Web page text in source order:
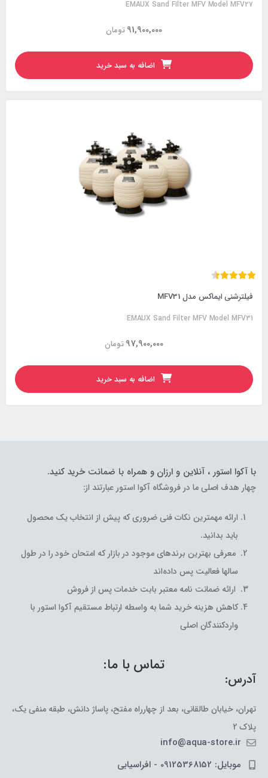
EMAUX Sand Filter MFV Model MFV27
تومان91,900,000
اضافه به سبد خرید
فیلترشنی ایماکس مدل MFV31
EMAUX Sand Filter MFV Model MFV31
تومان97,900,000
اضافه به سبد خرید
با آکوا استور ، آنلاین و ارزان و همراه با ضمانت خرید کنید.
چهار هدف اصلی ما در فروشگاه آکوا استور عبارتند از:
ارائه مهمترین نکات فنی ضروری که پیش از انتخاب یک محصول
باید بدانید.
معرفی بهترین برندهای موجود در بازار که امتحان خود را در طول
سالها فعالیت پس داده‌اند
ارائه ضمانت نامه معتبر بابت خدمات پس از فروش
کاهش هزینه خرید شما به واسطه ارتباط مستقیم آکوا استور با
واردکنندگان اصلی
تماس با ما:
آدرس:
تهران، خیابان طالقانی، بعد از چهارراه مفتح، پاساژ دانش، طبقه منفی یک،
پلاک 2
info@aqua-store.ir
موبایل: 09125368152 - افراسیابی